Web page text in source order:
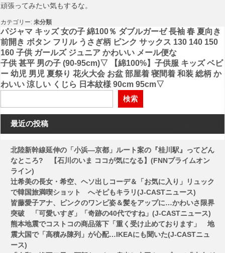
頑張ってみたい気もするな。
カテゴリー: 未分類
投
稿
ナ
ビ
ー
シ
ョ
ン
パジャマ キッズ 女の子 綿100％ ダブルガーゼ 長袖 春 夏向き
前開き ボタン フリル うさぎ柄 ピンク サックス 130 140 150
160 子供 ガールズ ジュニア かわいい メール便な
子供 甚平 男の子 (90-95cm)▽ 【綿100%】子供服 キッズ ベビ
ー 幼児 男児 夏祭り 花火大会 お盆 部屋着 寝間着 和装 総柄 か
わいい 涼しい くじら 日本紋様 90cm 95cm▽
検索
最近の投稿
北陸新幹線延伸の「小浜―京都」ルート案の『桂川駅』ってどん
なところ? 【石川のいま ココが気になる】(FNNプライムオン
ライン)
辻希美の長女・希空、ヘソ出しコーデ＆「お気に入り」リュック
で韓国旅満喫ショット へそピもキラリ(J-CASTニュース)
皆藤愛子アナ、ピンクのワンピ姿＆髪をアップに…かわいさ限界
突破 「可愛いすぎ」「奇跡の40代ですね」(J-CASTニュース)
熊本地震でコストコの商品落下「重く受け止めております」 地
震大国で「高積み陳列」が心配…IKEAにも聞いた(J-CASTニュ
ース)